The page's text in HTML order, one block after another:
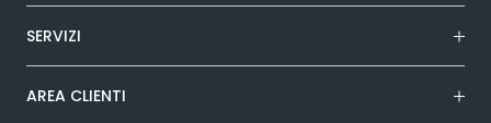
SERVIZI
AREA CLIENTI